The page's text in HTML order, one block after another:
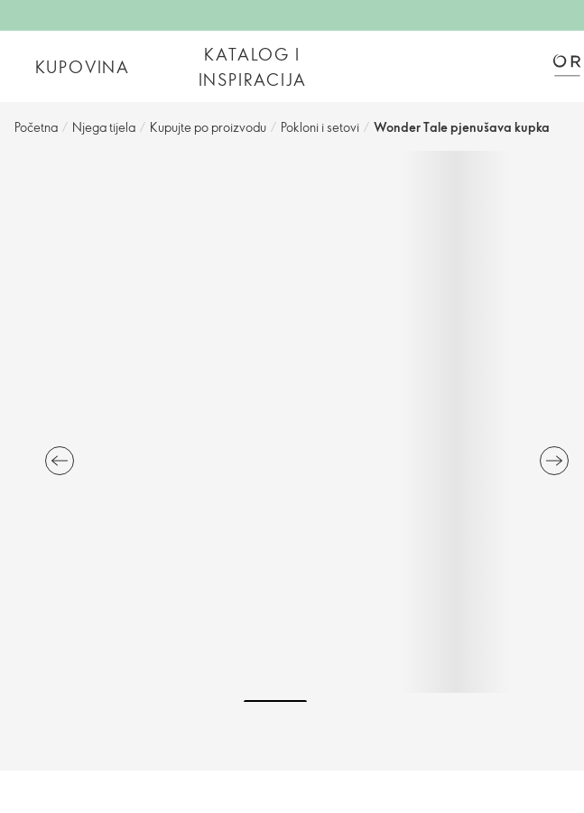
KUPOVINA
KATALOG I
INSPIRACIJA
Početna / Njega tijela / Kupujte po proizvodu / Pokloni i setovi / Wonder Tale pjenušava kupka